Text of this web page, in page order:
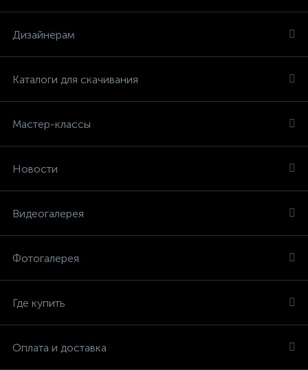
Дизайнерам
Каталоги для скачивания
Мастер-классы
Новости
Видеогалерея
Фотогалерея
Где купить
Оплата и доставка